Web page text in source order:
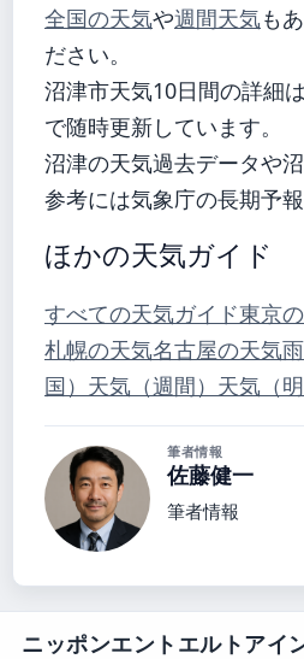
全国の天気や週間天気も
ださい。
沼津市天気10日間の詳細
で随時更新しています。
沼津の天気過去データや
参考には気象庁の長期予報
ほかの天気ガイド
すべての天気ガイド東京
札幌の天気名古屋の天気
国） 天気（週間） 天気（明
筆者情報
佐藤健一
筆者情報
ニッポンエントエルトアイ